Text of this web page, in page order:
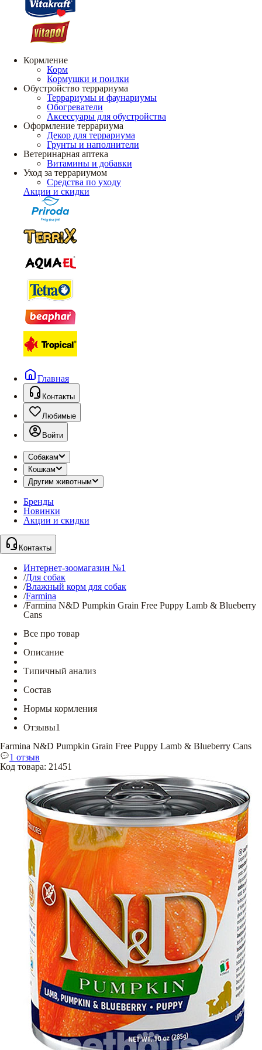
Кормление
Корм
Кормушки и поилки
Обустройство террариума
Террариумы и фаунариумы
Обогреватели
Аксессуары для обустройства
Оформление террариума
Декор для террариума
Грунты и наполнители
Ветеринарная аптека
Витамины и добавки
Уход за террариумом
Средства по уходу
Акции и скидки
Главная
Контакты
Любимые
Войти
Собакам
Кошкам
Другим животным
Бренды
Новинки
Акции и скидки
Контакты
Интернет-зоомагазин №1
/Для собак
/Влажный корм для собак
/Farmina
/Farmina N&D Pumpkin Grain Free Puppy Lamb & Blueberry
Cans
Все про товар
Описание
Типичный анализ
Состав
Нормы кормления
Отзывы1
Farmina N&D Pumpkin Grain Free Puppy Lamb & Blueberry Cans
1 отзыв
Код товара: 21451